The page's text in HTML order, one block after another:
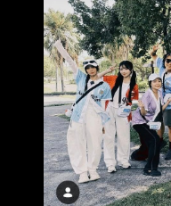
日22:00更新
的食境節目 │
餓不作；萬餓
影資訊│06／24
孟哲、蔡黃汝
太、詹子晴、謝
計新格式 本集相